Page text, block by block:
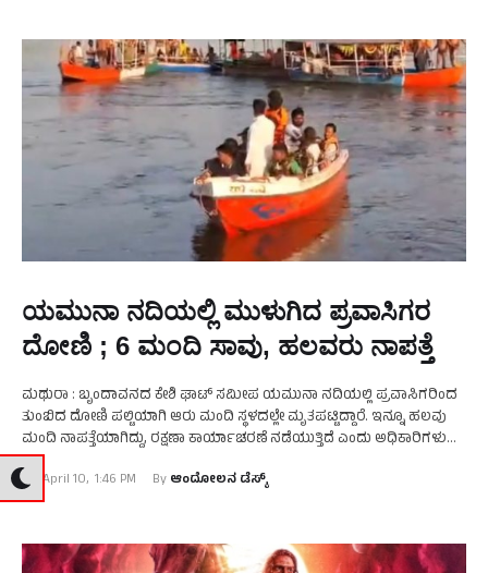
ಯಮುನಾ ನದಿಯಲ್ಲಿ ಮುಳುಗಿದ ಪ್ರವಾಸಿಗರ
ದೋಣಿ ; 6 ಮಂದಿ ಸಾವು, ಹಲವರು ನಾಪತ್ತೆ
ಮಥುರಾ : ಬೃಂದಾವನದ ಕೇಶಿ ಘಾಟ್ ಸಮೀಪ ಯಮುನಾ ನದಿಯಲ್ಲಿ ಪ್ರವಾಸಿಗರಿಂದ
ತುಂಬಿದ ದೋಣಿ ಪಲ್ಟಿಯಾಗಿ ಆರು ಮಂದಿ ಸ್ಥಳದಲ್ಲೇ ಮೃತಪಟ್ಟಿದ್ದಾರೆ. ಇನ್ನೂ ಹಲವು
ಮಂದಿ ನಾಪತ್ತೆಯಾಗಿದ್ದು, ರಕ್ಷಣಾ ಕಾರ್ಯಾಚರಣೆ ನಡೆಯುತ್ತಿದೆ ಎಂದು ಅಧಿಕಾರಿಗಳು
ತಿಳಿಸಿದ್ದಾರೆ. ಪಂಜಾಬ್‌ನಿಂದ ಬಂದ ಸುಮಾರು 25 …
April 10, 1:46 PM By ಆಂದೋಲನ ಡೆಸ್ಕ್